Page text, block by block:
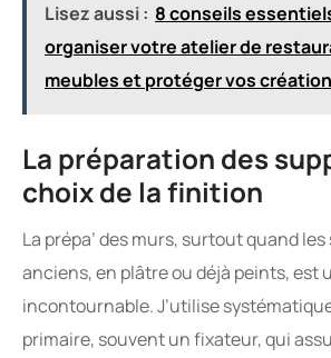
Lisez aussi : 8 conseils
organiser votre atelier de
meubles et protéger vos
La préparation des
choix de la finition
La prépa’ des murs, surtout quand
anciens, en plâtre ou déjà peints, est
incontournable. J’utilise
primaire, souvent un fixateur, qui